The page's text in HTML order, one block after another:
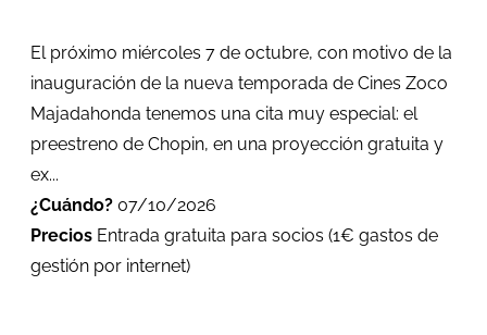
El próximo miércoles 7 de octubre, con motivo de la
inauguración de la nueva temporada de Cines Zoco
Majadahonda tenemos una cita muy especial: el
preestreno de Chopin, en una proyección gratuita y
ex...
¿Cuándo? 07/10/2026
Precios Entrada gratuita para socios (1€ gastos de
gestión por internet)